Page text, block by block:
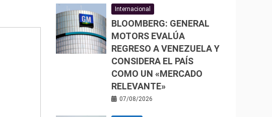
Internacional
BLOOMBERG: GENERAL
MOTORS EVALÚA
REGRESO A VENEZUELA Y
CONSIDERA EL PAÍS
COMO UN «MERCADO
RELEVANTE»
07/08/2026